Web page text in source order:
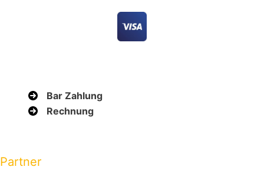
Bar Zahlung
Rechnung
Partner